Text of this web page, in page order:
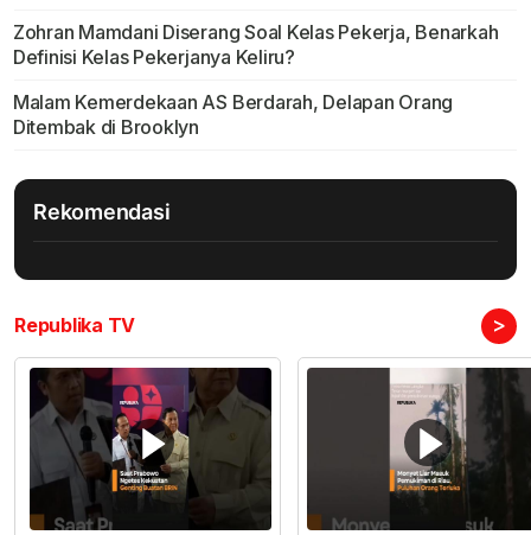
Zohran Mamdani Diserang Soal Kelas Pekerja, Benarkah
Definisi Kelas Pekerjanya Keliru?
Malam Kemerdekaan AS Berdarah, Delapan Orang
Ditembak di Brooklyn
Rekomendasi
Republika TV >